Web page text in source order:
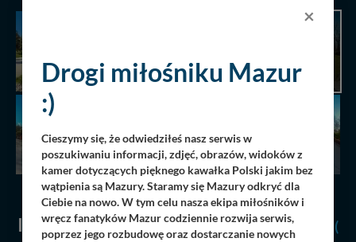
PANORAMA
INNE GALERIE 360OZ TEJ KATEGORII
(
×
Drogi miłośniku Mazur
:)
Cieszymy się, że odwiedziłeś nasz serwis w
poszukiwaniu informacji, zdjęć, obrazów, widoków z
kamer dotyczących pięknego kawałka Polski jakim bez
wątpienia są Mazury. Staramy się Mazury odkryć dla
Ciebie na nowo. W tym celu nasza ekipa miłośników i
wręcz fanatyków Mazur codziennie rozwija serwis,
poprzez jego rozbudowę oraz dostarczanie nowych